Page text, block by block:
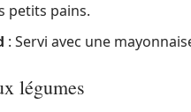
petits pains.
: Servi avec une
légumes